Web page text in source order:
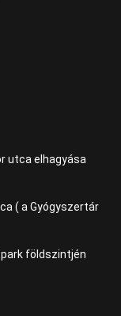
utca elhagyása
( a Gyógyszertár
földszintjén